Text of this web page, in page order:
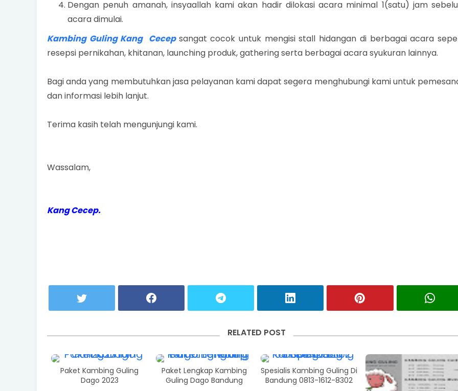
Dengan penuh amanah, insyaallah kami akan hadir dilokasi acara minimal 1(satu) jam
acara dimulai.
Kambing Guling Kang Cecep sangat cocok untuk mengisi stall hidangan di berbagai acara
resepsi pernikahan, khitanan, launching produk, gathering serta berbagai acara syukuran lainnya.
Bagi anda yang membutuhkan jasa pelayanan kami dapat segera menghubungi kami untuk
dan informasi lebih lanjut.
Terima kasih telah mengunjungi kami.
Wassalam,
Kang Cecep.
RELATED POST
Paket Kambing Guling
Dago 2023
Paket Lengkap Kambing
Guling Dago Bandung
Spesialis Kambing Guling Di
Bandung 0813-1612-8302